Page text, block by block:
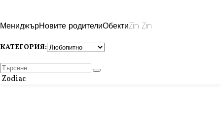
МениджърНовите родителиОбектиZin Zin
КАТЕГОРИЯ:
Zodiac